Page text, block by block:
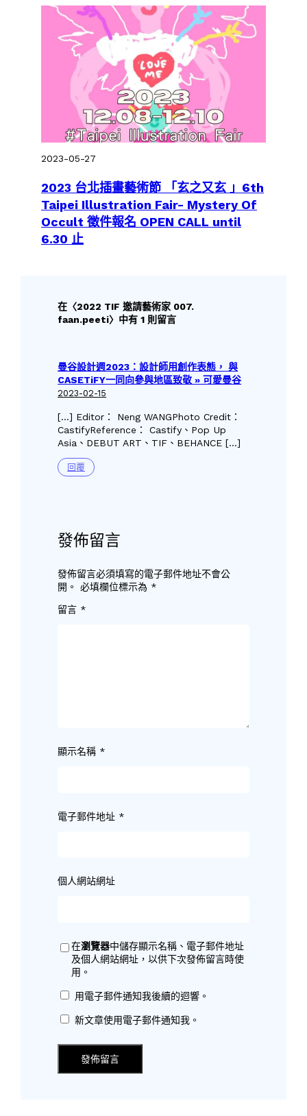
2023-05-27
2023 台北插畫藝術節 「玄之又玄 」6th
Taipei Illustration Fair- Mystery Of
Occult 徵件報名 OPEN CALL until
6.30 止
在〈2022 TIF 邀請藝術家 007.
faan.peeti〉中有 1 則留言
曼谷設計週2023：設計師用創作表態， 與
CASETiFY一同向參與地區致敬 » 可愛曼谷
2023-02-15
[…] Editor： Neng WANGPhoto Credit：
CastifyReference： Castify、Pop Up
Asia、DEBUT ART、TIF、BEHANCE […]
回覆
發佈留言
發佈留言必須填寫的電子郵件地址不會公
開。
必填欄位標示為 *
留言 *
顯示名稱 *
電子郵件地址 *
個人網站網址
在瀏覽器中儲存顯示名稱、電子郵件地址
及個人網站網址，以供下次發佈留言時使
用。
用電子郵件通知我後續的迴響。
新文章使用電子郵件通知我。